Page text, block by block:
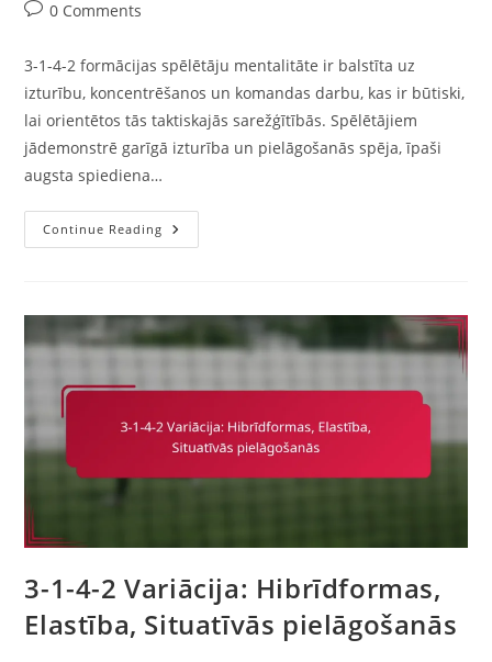
Post0 Comments
3-1-4-2 formācijas spēlētāju mentalitāte ir balstīta uz
izturību, koncentrēšanos un komandas darbu, kas ir būtiski,
lai orientētos tās taktiskajās sarežģītībās. Spēlētājiem
jādemonstrē garīgā izturība un pielāgošanās spēja, īpaši
augsta spiediena…
Continue Reading Spēlētāju
Mentalitāte
Izturība,
Fokuss,
Komandas
3-1-4-2 Variācija: Hibrīdformas,
Elastība, Situatīvās pielāgošanās